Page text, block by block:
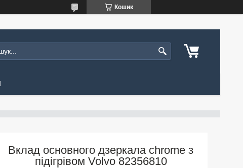
Кошик
Вклад основного дзеркала chrome з
підігрівом Volvo 82356810